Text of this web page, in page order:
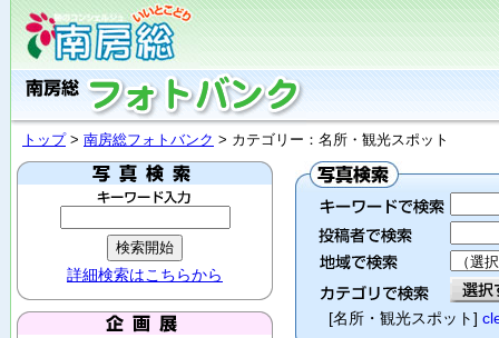
トップ> 南房総フォトバンク > カテゴリー：名所・観光スポット
詳細検索はこちらから
[名所・観光スポット]